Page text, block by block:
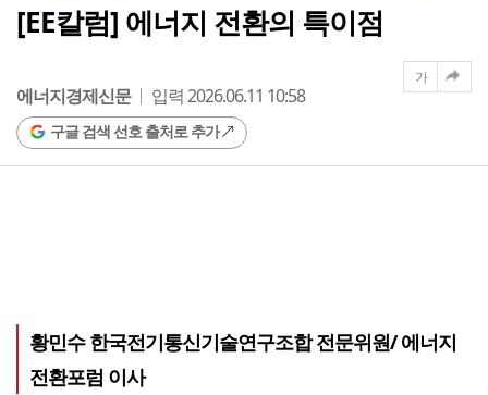
[EE칼럼] 에너지 전환의 특이점
에너지경제신문 입력 2026.06.11 10:58
구글 검색 선호 출처로 추가
가
황민수 한국전기통신기술연구조합 전문위원/ 에너지
전환포럼 이사